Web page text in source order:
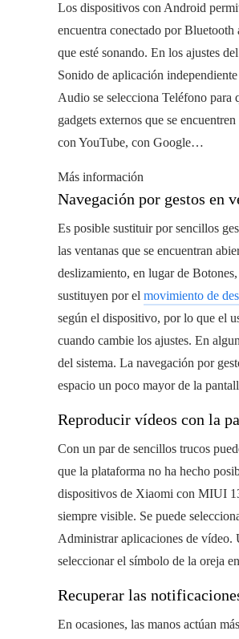
Los dispositivos con Android
encuentra conectado por Bluetooth
que esté sonando. En los ajustes
Sonido de aplicación
Audio se selecciona Teléfono para
gadgets externos que se
con YouTube, con Google…
Más información
Navegación por gestos en
Es posible sustituir por sencillos
las ventanas que se encuentran
deslizamiento, en lugar de
sustituyen por el movimiento de
según el dispositivo, por lo que el
cuando cambie los ajustes. En
del sistema. La navegación por
espacio un poco mayor de la
Reproducir vídeos con la
Con un par de sencillos trucos
que la plataforma no ha hecho
dispositivos de Xiaomi con MIUI
siempre visible. Se puede
Administrar aplicaciones de vídeo.
seleccionar el símbolo de la oreja
Recuperar las
En ocasiones, las manos actúan